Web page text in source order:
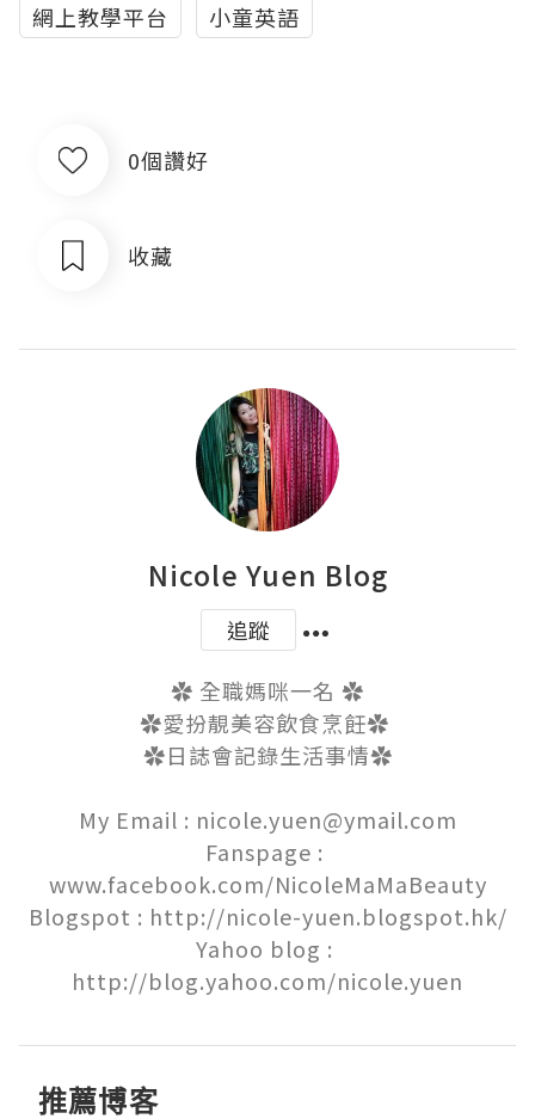
網上教學平台
小童英語
0個讚好
收藏
Nicole Yuen Blog
追蹤
✿ 全職媽咪一名 ✿
✿愛扮靚美容飲食烹飪✿
✿日誌會記錄生活事情✿
My Email : nicole.yuen@ymail.com
Fanspage :
www.facebook.com/NicoleMaMaBeauty
Blogspot : http://nicole-yuen.blogspot.hk/
Yahoo blog :
http://blog.yahoo.com/nicole.yuen
推薦博客